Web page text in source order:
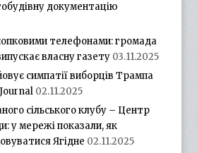
документацію
телефонами: громада
власну газету 03.11.2025
симпатії виборців Трампа
02.11.2025
сільського клубу – Центр
у мережі показали, як
Ягідне 02.11.2025